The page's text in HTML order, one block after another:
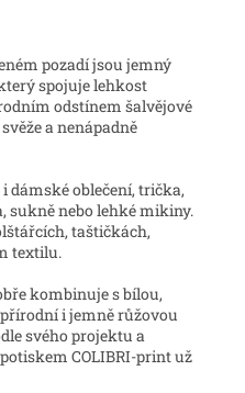
pozadí jsou jemný
spojuje lehkost
odstínem šalvějové
a nenápadně
dámské oblečení, trička,
sukně nebo lehké mikiny.
taštičkách,
textilu.
kombinuje s bílou,
i jemně růžovou
svého projektu a
COLIBRI-print už